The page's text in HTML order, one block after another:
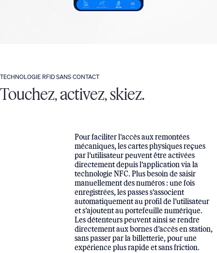
TECHNOLOGIE RFID SANS CONTACT
Touchez, activez, skiez.
Pour faciliter l’accès aux remontées
mécaniques, les cartes physiques reçues
par l’utilisateur peuvent être activées
directement depuis l’application via la
technologie NFC. Plus besoin de saisir
manuellement des numéros : une fois
enregistrées, les passes s’associent
automatiquement au profil de l’utilisateur
et s’ajoutent au portefeuille numérique.
Les détenteurs peuvent ainsi se rendre
directement aux bornes d’accès en station,
sans passer par la billetterie, pour une
expérience plus rapide et sans friction.